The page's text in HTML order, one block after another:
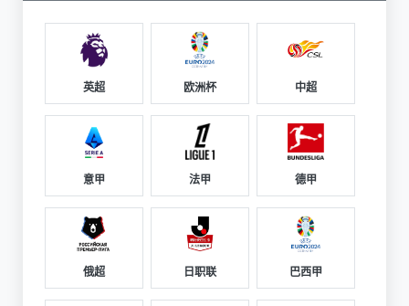
英超 欧洲杯 中超
意甲 法甲 德甲
俄超 日职联 巴西甲